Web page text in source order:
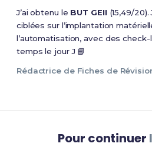
J’ai obtenu le BUT GEII(15,49/20).
ciblées sur l’implantation
l’automatisation, avec des
temps le jour J 📘
Rédactrice de Fiches de
Pour continuer